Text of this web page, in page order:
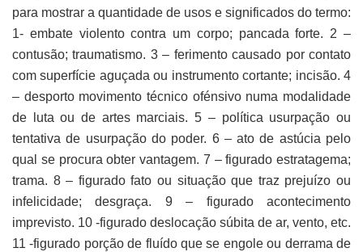
para mostrar a quantidade de usos e significados do termo:
1- embate violento contra um corpo; pancada forte. 2 –
contusão; traumatismo. 3 – ferimento causado por contato
com superfície aguçada ou instrumento cortante; incisão. 4
– desporto movimento técnico ofénsivo numa modalidade
de luta ou de artes marciais. 5 – política usurpação ou
tentativa de usurpação do poder. 6 – ato de astúcia pelo
qual se procura obter vantagem. 7 – figurado estratagema;
trama. 8 – figurado fato ou situação que traz prejuízo ou
infelicidade; desgraça. 9 – figurado acontecimento
imprevisto. 10 -figurado deslocação súbita de ar, vento, etc.
11 -figurado porção de fluído que se engole ou derrama de